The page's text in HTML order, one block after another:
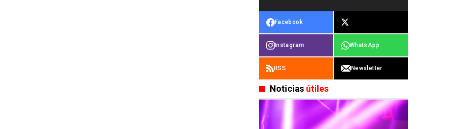
Facebook
Instagram WhatsApp
RSS Newsletter
Noticias útiles